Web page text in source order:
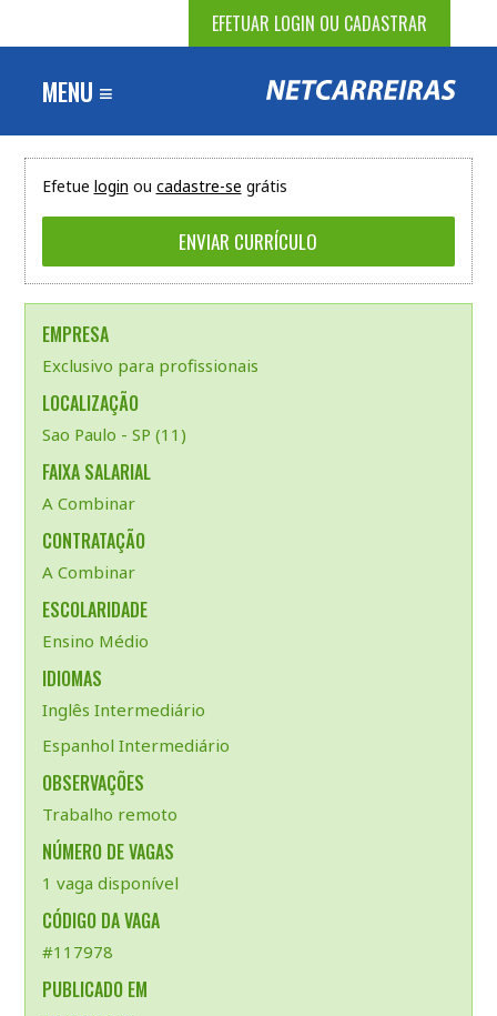
EFETUAR LOGIN OU CADASTRAR
MENU ≡
Efetue login ou cadastre-se grátis
EMPRESA
Exclusivo para profissionais
LOCALIZAÇÃO
Sao Paulo - SP (11)
FAIXA SALARIAL
A Combinar
CONTRATAÇÃO
A Combinar
ESCOLARIDADE
Ensino Médio
IDIOMAS
Inglês Intermediário
Espanhol Intermediário
OBSERVAÇÕES
Trabalho remoto
NÚMERO DE VAGAS
1 vaga disponível
CÓDIGO DA VAGA
#117978
PUBLICADO EM